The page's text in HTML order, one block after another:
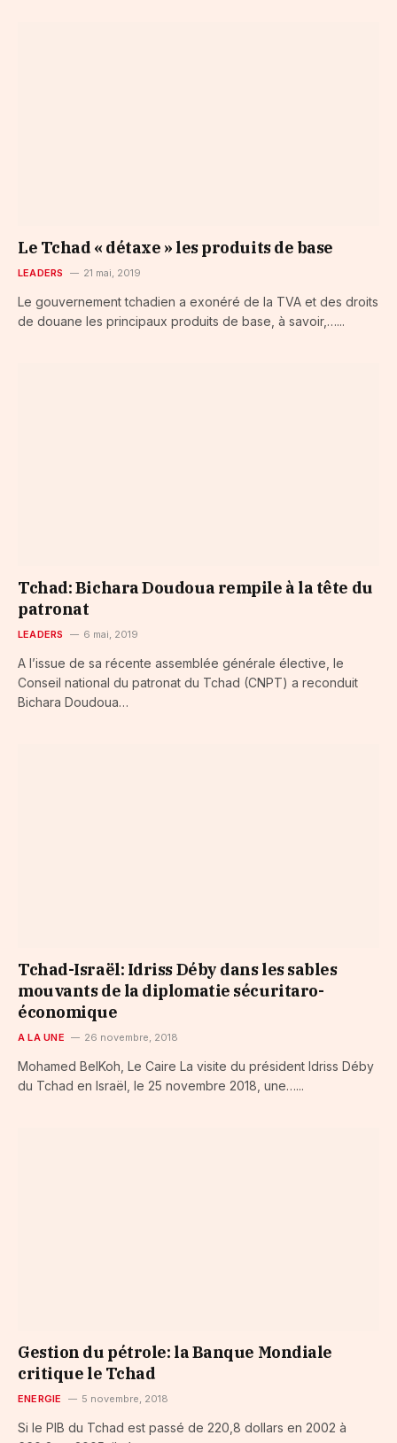
Le Tchad « détaxe » les produits de base
LEADERS 21 mai, 2019
Le gouvernement tchadien a exonéré de la TVA et des droits
de douane les principaux produits de base, à savoir,…...
Tchad: Bichara Doudoua rempile à la tête du
patronat
LEADERS 6 mai, 2019
A l’issue de sa récente assemblée générale élective, le
Conseil national du patronat du Tchad (CNPT) a reconduit
Bichara Doudoua…
Tchad-Israël: Idriss Déby dans les sables
mouvants de la diplomatie sécuritaro-
économique
A LA UNE 26 novembre, 2018
Mohamed BelKoh, Le Caire La visite du président Idriss Déby
du Tchad en Israël, le 25 novembre 2018, une…...
Gestion du pétrole: la Banque Mondiale
critique le Tchad
ENERGIE 5 novembre, 2018
Si le PIB du Tchad est passé de 220,8 dollars en 2002 à